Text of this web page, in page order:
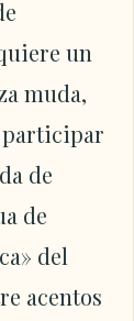
un
muda,
participar
de
de
del
acentos